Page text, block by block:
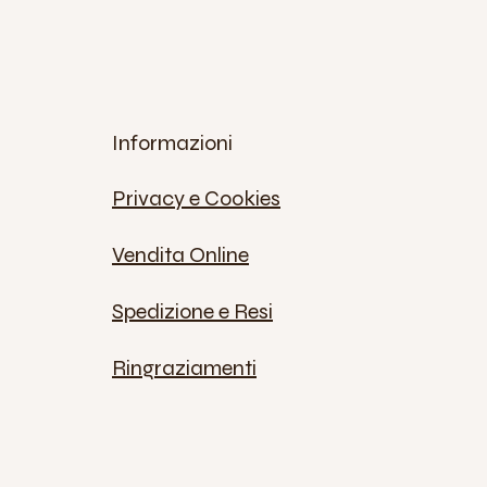
Informazioni
Privacy e Cookies
Vendita Online
Spedizione e Resi
Ringraziamenti